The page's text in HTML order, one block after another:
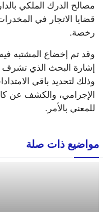
مصالح الدرك الملكي
قضايا الاتجار في
رخصة.
وقد تم إخضاع المشتبه
إشارة البحث الذي تشرف
وذلك لتحديد باقي
الإجرامي، والكشف عن
للمعني بالأمر.
مواضيع ذات صلة